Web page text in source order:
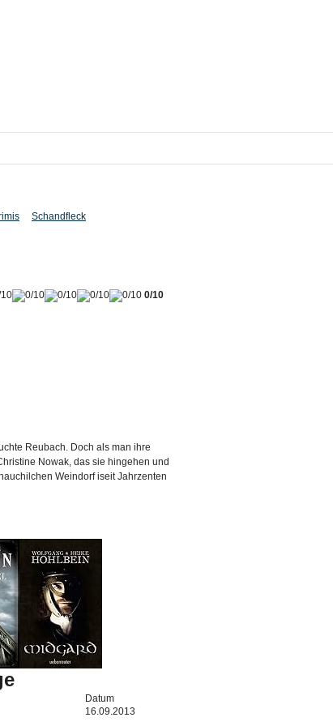
Schandfleck
0/10
Reubach. Doch als man ihre
Nowak, das sie hingehen und
Weindorf iseit Jahrzenten
Datum
16.09.2013